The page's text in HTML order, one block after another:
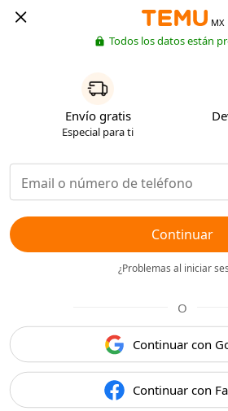
MX
Todos los datos están
Envío gratis
Especial para ti
Continuar
¿Problemas al iniciar
O
Continuar con
Continuar con